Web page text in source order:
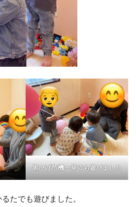
黒ひげ危機一発でも遊びました
たでも遊びました。